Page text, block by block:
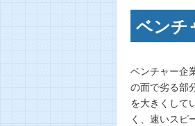
ベンチ
ベンチャー企
の面で劣る部
を大きくして
く、速いスピ